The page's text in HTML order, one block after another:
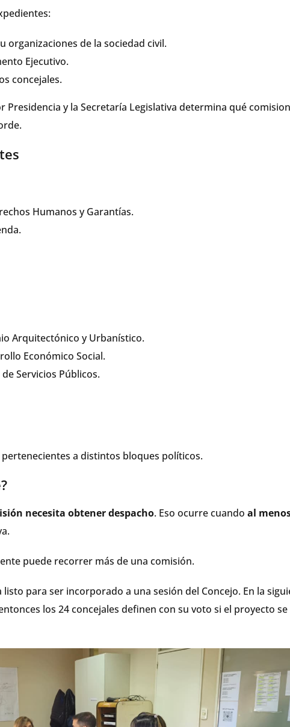
organizaciones de la sociedad civil.
Ejecutivo.
concejales.
Presidencia y la Secretaría Legislativa determina qué
Humanos y Garantías.
Arquitectónico y Urbanístico.
Económico Social.
Servicios Públicos.
a distintos bloques políticos.
necesita obtener despacho. Eso ocurre cuando al
puede recorrer más de una comisión.
para ser incorporado a una sesión del Concejo. En la
los 24 concejales definen con su voto si el proyecto se